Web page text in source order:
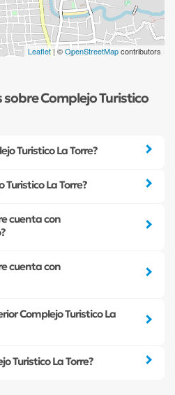
Leaflet| ©OpenStreetMapcontributors
Complejo Turistico
Turistico La Torre?
Turistico La Torre?
cuenta con
cuenta con
Complejo Turistico La
Turistico La Torre?